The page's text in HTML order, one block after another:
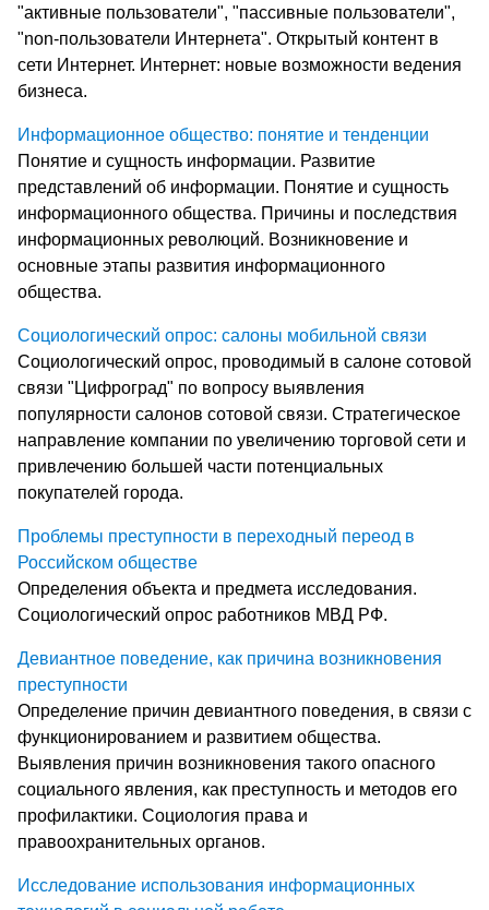
"активные пользователи", "пассивные пользователи",
"non-пользователи Интернета". Открытый контент в
сети Интернет. Интернет: новые возможности ведения
бизнеса.
Информационное общество: понятие и тенденции
Понятие и сущность информации. Развитие
представлений об информации. Понятие и сущность
информационного общества. Причины и последствия
информационных революций. Возникновение и
основные этапы развития информационного
общества.
Социологический опрос: салоны мобильной связи
Социологический опрос, проводимый в салоне сотовой
связи "Цифроград" по вопросу выявления
популярности салонов сотовой связи. Стратегическое
направление компании по увеличению торговой сети и
привлечению большей части потенциальных
покупателей города.
Проблемы преступности в переходный переод в
Российском обществе
Определения объекта и предмета исследования.
Социологический опрос работников МВД РФ.
Девиантное поведение, как причина возникновения
преступности
Определение причин девиантного поведения, в связи с
функционированием и развитием общества.
Выявления причин возникновения такого опасного
социального явления, как преступность и методов его
профилактики. Социология права и
правоохранительных органов.
Исследование использования информационных